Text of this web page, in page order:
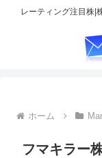
レーティング注目株|
ホーム
フマキラー